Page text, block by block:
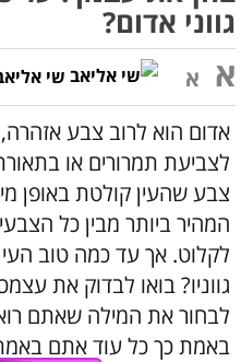
גווני אדום?
א א שי
אדום הוא לרוב צבע
לצביעת תמרורים או
צבע שהעין קולטת באופן
המהיר ביותר מבין כל
לקלוט. אך עד כמה טוב
גווניו? בואו לבדוק את
לבחור את המילה שאתם
באמת כך כל עוד אתם